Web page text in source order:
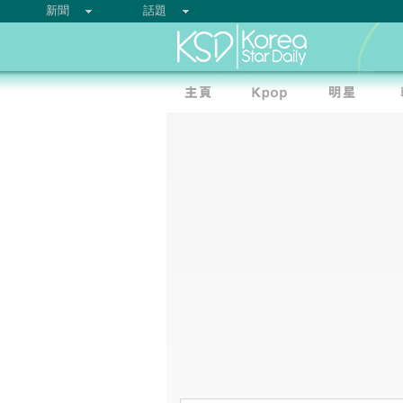
新聞 話題